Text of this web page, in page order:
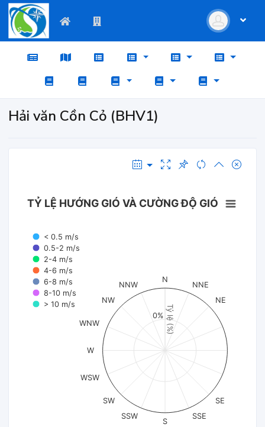
Hải văn Cồn Cỏ (BHV1)
Tỷ lệ (%)
TỶ LỆ HƯỚNG GIÓ VÀ CƯỜNG ĐỘ GIÓ
< 0.5 m/s
0.5-2 m/s
2-4 m/s
4-6 m/s
6-8 m/s
8-10 m/s
> 10 m/s
N
NNE
NE
SE
SSE
S
SSW
SW
WSW
W
WNW
NW
NNW
0%